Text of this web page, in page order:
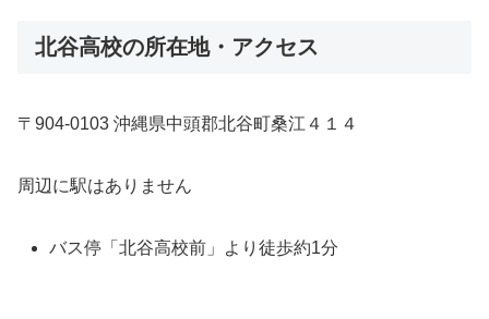
北谷高校の所在地・アクセス
〒904-0103 沖縄県中頭郡北谷町桑江４１４
周辺に駅はありません
バス停「北谷高校前」より徒歩約1分